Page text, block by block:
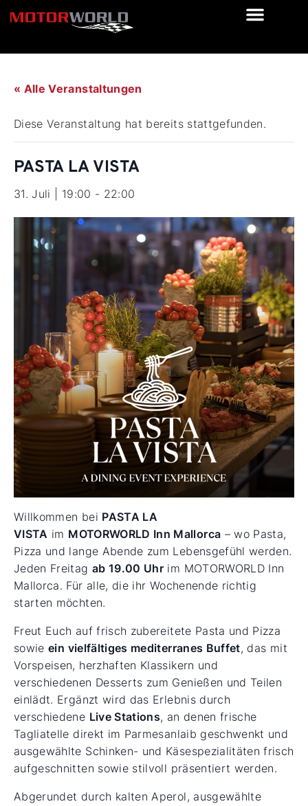
« Alle Veranstaltungen
Diese Veranstaltung hat bereits stattgefunden.
PASTA LA VISTA
31. Juli | 19:00 - 22:00
Willkommen bei PASTA LA
VISTA im MOTORWORLD Inn Mallorca – wo Pasta,
Pizza und lange Abende zum Lebensgefühl werden.
Jeden Freitag ab 19.00 Uhr im MOTORWORLD Inn
Mallorca. Für alle, die ihr Wochenende richtig
starten möchten.
Freut Euch auf frisch zubereitete Pasta und Pizza
sowieein vielfältiges mediterranes Buffet, das mit
Vorspeisen, herzhaften Klassikern und
verschiedenen Desserts zum Genießen und Teilen
einlädt. Ergänzt wird das Erlebnis durch
verschiedene Live Stations, an denen frische
Tagliatelle direkt im Parmesanlaib geschwenkt und
ausgewählte Schinken- und Käsespezialitäten frisch
aufgeschnitten sowie stilvoll präsentiert werden.
Abgerundet durch kalten Aperol, ausgewählte